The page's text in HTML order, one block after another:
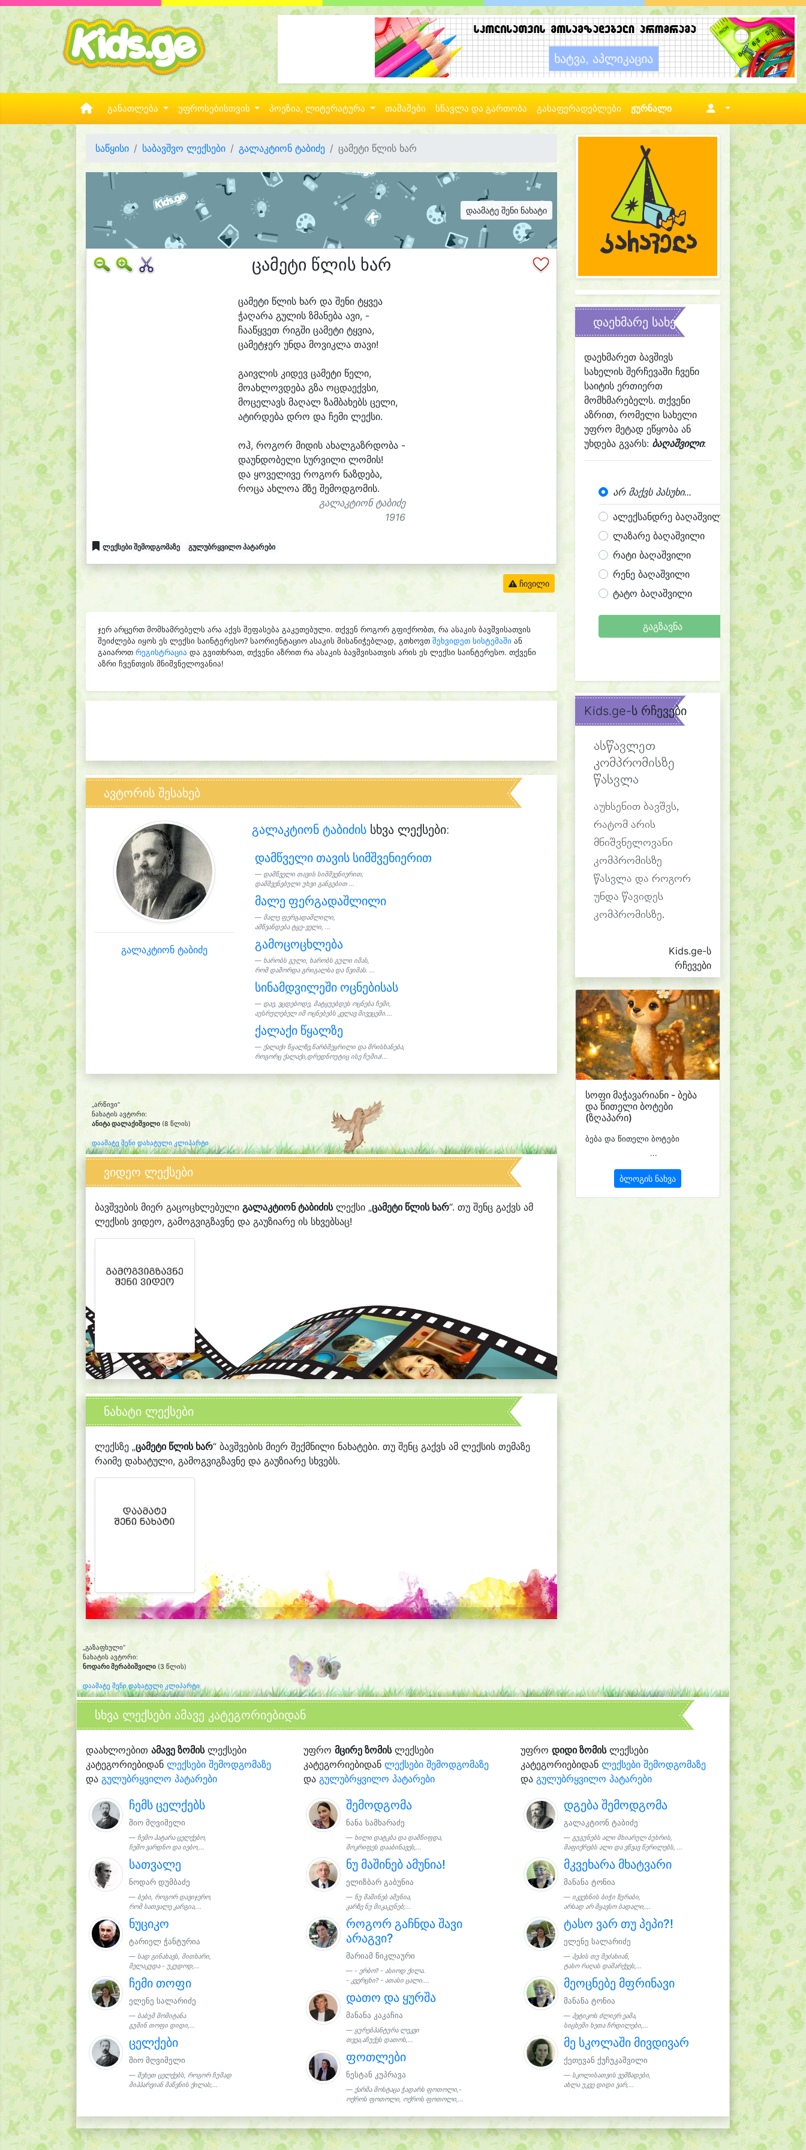
განათლება უფროსებისთვის პოეზია, ლიტერატურა თამაშები სწავლა და გართობა გასაფერადებლები ჟურნალი
საწყისი საბავშვო ლექსები გალაკტიონ ტაბიძე ცამეტი წლის ხარ
დაამატე შენი ნახატი
ცამეტი წლის ხარ
ცამეტი წლის ხარ და შენი ტყვეა
ჭაღარა გულის ზმანება ავი, -
ჩააწყვეთ რიგში ცამეტი ტყვია,
ცამეტჯერ უნდა მოვიკლა თავი!
გაივლის კიდევ ცამეტი წელი,
მოახლოვდება გზა ოცდაექვსი,
მოცელავს მაღალ ზამბახებს ცელი,
ატირდება დრო და ჩემი ლექსი.
ოჰ, როგორ მიდის ახალგაზრდობა -
დაუნდობელი სურვილი ლომის!
და ყოველივე როგორ ნაზდება,
როცა ახლოა მზე შემოდგომის.
გალაკტიონ ტაბიძე
1916
ლექსები შემოდგომაზე გულუბრყვილო პატარები
ჩივილი
ჯერ არცერთ მომხამრებელს არა აქვს შეფასება გაკეთებული. თქვენ როგორ გფიქრობთ, რა ასაკის ბავშვისათვის
შეიძლება იყოს ეს ლექსი საინტერესო? საორიენტაციო ასაკის მისანიჭებლად, გთხოვთ შეხვიდეთ სისტემაში ან
გაიაროთ რეგისტრაცია და გვითხრათ, თქვენი აზრით რა ასაკის ბავშვისათვის არის ეს ლექსი საინტერესო. თქვენი
აზრი ჩვენთვის მნიშვნელოვანია!
ავტორის შესახებ
გალაკტიონ ტაბიძე
გალაკტიონ ტაბიძისსხვა ლექსები:
დამწველი თავის სიმშვენიერით
დამწველი თავის სიმშვენიერით,
დამშვენებული უხვი განგებით ...
მალე ფერგადაშლილი
მალე ფერგადაშლილი,
ამწვანდება ტყე-ველი, ...
გამოცოცხლება
ხარობს გული, ხარობს გული იმას,
რომ დაშორდა გრიგალსა და წვიმას. ...
სინამდვილეში ოცნებისას
დაე, ვცდებოდე, მატყუებდეს ოცნება ჩემი,
აუსრულებელ იმ ოცნებებს კვლავ მივეცემი....
ქალაქი წყალზე
ქალაქი წყალზე,წარბშეყრილი და მრისხანება,
როგორც ქალაქი,დრედნოუტიც ისე ჩუმია!...
„არწივი“
ნახატის ავტორი:
ანიტა დალაქიშვილი (8 წლის)
დაამატე შენი დახატული კლიპარტი
ვიდეო ლექსები
ბავშვების მიერ გაცოცხლებული გალაკტიონ ტაბიძისლექსი „ცამეტი წლის ხარ“. თუ შენც გაქვს ამ
ლექსის ვიდეო, გამოგვიგზავნე და გაუზიარე ის სხვებსაც!
ნახატი ლექსები
ლექსზე „ცამეტი წლის ხარ“ ბავშვების მიერ შექმნილი ნახატები. თუ შენც გაქვს ამ ლექსის თემაზე
რაიმე დახატული, გამოგვიგზავნე და გაუზიარე სხვებს.
დაეხმარე სახელის შერჩევაში
დაეხმარეთ ბავშივს
სახელის შერჩევაში ჩვენი
საიტის ერთიერთ
მომხმარებელს. თქვენი
აზრით, რომელი სახელი
უფრო მეტად ეწყობა ან
უხდება გვარს: ბაღაშვილი:
არ მაქვს პასუხი...
ალექსანდრე ბაღაშვილი
ლაზარე ბაღაშვილი
რატი ბაღაშვილი
რენე ბაღაშვილი
ტატო ბაღაშვილი
გაგზავნა
Kids.ge-ს რჩევები
ასწავლეთ
კომპრომისზე
წასვლა
აუხსენით ბავშვს,
რატომ არის
მნიშვნელოვანი
კომპრომისზე
წასვლა და როგორ
უნდა წავიდეს
კომპრომისზე.
Kids.ge-ს
რჩევები
სოფი მაჭავარიანი - ბება
და წითელი ბოტები
(ზღაპარი)
ბება და წითელი ბოტები
...
ბლოგის ნახვა
„გაზაფხული“
ნახატის ავტორი:
ნოდარი მერაბიშვილი (3 წლის)
დაამატე შენი დახატული კლიპარტი
სხვა ლექსები ამავე კატეგორიებიდან
დაახლოებით ამავე ზომისლექსები
კატეგორიებიდან ლექსები შემოდგომაზე
და გულუბრყვილო პატარები
ჩემს ცელქებს
შიო მღვიმელი
ჩემო პატარა ცელქებო,
ჩემო ვარდნო და იებო,...
სათვალე
ნოდარ დუმბაძე
ბები, როგორ დავიჯერო,
რომ სათვალე კარგია,...
ნუციკო
ტარიელ ჭანტურია
სად გინახავს, მითხარი,
მელაკუდა - უკუდოდ,...
ჩემი თოფი
ელენე სალარიძე
ბაბუმ მომიტანა
გუშინ თოფი დიდი,...
ცელქები
შიო მღვიმელი
შეხეთ ცელქებს, როგორ ჩუმად
მიჰპარვიან მაწვნის ქილას;...
უფრო მცირე ზომისლექსები
კატეგორიებიდან ლექსები შემოდგომაზე
და გულუბრყვილო პატარები
შემოდგომა
ნანა სამხარაძე
ხილი დატკბა და დამწიფდა,
მოკრიფეს დააბინავეს,...
ნუ მაშინებ ამუნია!
ელიზბარ გაბუნია
ნუ მაშინებ ამუნია,
კარზე ნუ მიკაკუნებ;...
როგორ გაჩნდა შავი
არაგვი?
მარიამ წიკლაური
- ერბო? - ასიოდ ქილა.
- კვერცხი? - ათასი ცალი....
დათო და ყურშა
მანანა კაკაჩია
ყურებპანტურა ლეკვი
თვეა,აჩუქეს დათოს,...
ფოთლები
ნესტან კუპრავა
ქარმა მოსტაცა ჭადარს ფოთოლი,-
ოქროს ფოთოლი, ოქროს ფოთოლი,...
უფროდიდი ზომისლექსები
კატეგორიებიდანლექსები შემოდგომაზე
დაგულუბრყვილო პატარები
დგება შემოდგომა
გალაკტიონ ტაბიძე
გუგუნებს ალი მხიარულ ბუხრის,
მაფიქრებს ალი და ვწვავ წერილებს, ...
მკვეხარა მხატვარი
მანანა ტონია
იკვეხნის ბიჭი ზურაბი,
არსად არ მყავსო ბადალი,...
ტასო ვარ თუ პეპი?!
ელენე სალარიძე
პეპის თუ მეძახიან,
ტასო რაღას დამარქვეს,...
მეოცნებე მფრინავი
მანანა ტონია
პეტიკოს ძლიერ ეამა,
სიცხეში ხეთა ჩრდილები,...
მე სკოლაში მივდივარ
ქეთევან ქუჩუკაშვილი
სკოლისათვის ვემზადები,
ახლა უკვე დიდი ვარ,...